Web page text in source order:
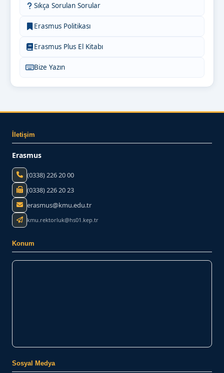
Sıkça Sorulan Sorular
Erasmus Politikası
Erasmus Plus El Kitabı
Bize Yazın
İletişim
Erasmus
(0338) 226 20 00
(0338) 226 20 23
erasmus@kmu.edu.tr
kmu.rektorluk@hs01.kep.tr
Konum
Sosyal Medya